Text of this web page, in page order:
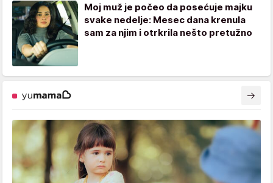
Moj muž je počeo da posećuje majku
svake nedelje: Mesec dana krenula
sam za njim i otrkrila nešto pretužno